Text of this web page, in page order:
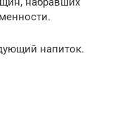
напиток.